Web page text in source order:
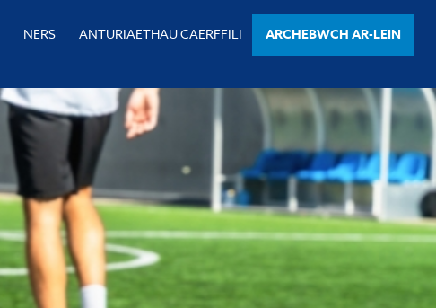
NERS ANTURIAETHAU CAERFFILI ARCHEBWCH AR-LEIN